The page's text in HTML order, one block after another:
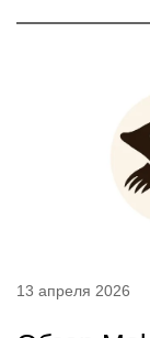
13 апреля 2026